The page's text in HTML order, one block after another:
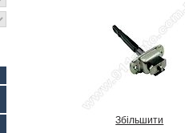
Збільшити